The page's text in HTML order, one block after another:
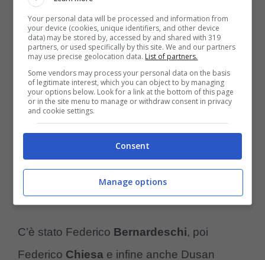
Dusan Vlahovic in panchina: può restare fuori anche contro
la Fiorentina (ansafoto) – controcalcio.com
C’è stato Federico Bernardeschi, poi
Federico Chiesa e infine anche Dusan
Your personal data will be processed and information from
your device (cookies, unique identifiers, and other device
data) may be stored by, accessed by and shared with 319
partners, or used specifically by this site. We and our partners
may use precise geolocation data. List of partners.
Some vendors may process your personal data on the basis
of legitimate interest, which you can object to by managing
your options below. Look for a link at the bottom of this page
or in the site menu to manage or withdraw consent in privacy
and cookie settings.
Consent
Manage options